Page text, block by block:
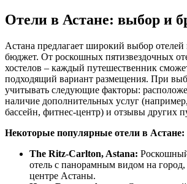
Отели в Астане: выбор и
Астана предлагает широкий выбор
бюджет. От роскошных пятизвездочных
хостелов – каждый путешественник
подходящий вариант размещения. При
учитывать следующие факторы:
наличие дополнительных услуг
бассейн, фитнес-центр) и отзывы других
Некоторые популярные отели в Астане:
The Ritz-Carlton, Astana:
отель с панорамным видом на
центре Астаны.